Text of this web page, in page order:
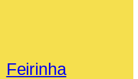
Feirinha